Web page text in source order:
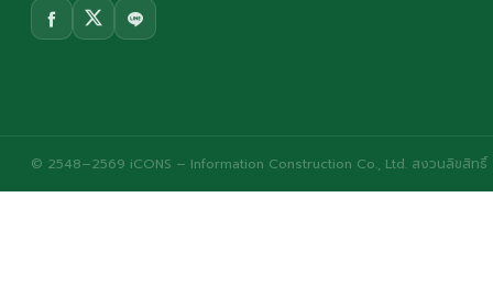
© 2548–2569 iCONS – Information Construction Co., Ltd. สงวนลิขสิทธิ์